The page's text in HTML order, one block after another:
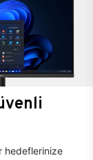
hedeflerinize